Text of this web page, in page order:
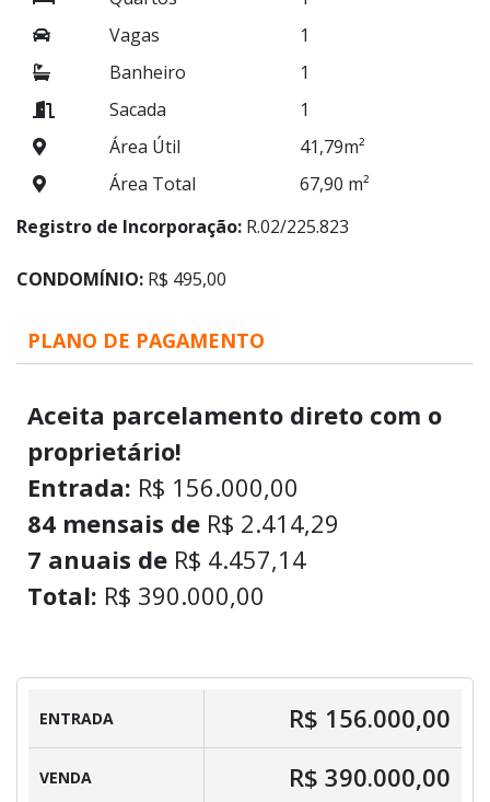
Vagas
1
Banheiro
1
Sacada
1
Área Útil
41,79m²
Área Total
67,90 m²
Registro de Incorporação: R.02/225.823
CONDOMÍNIO: R$ 495,00
PLANO DE PAGAMENTO
Aceita parcelamento direto com o
proprietário!
Entrada: R$ 156.000,00
84 mensais de R$ 2.414,29
7 anuais de R$ 4.457,14
Total: R$ 390.000,00
ENTRADA R$ 156.000,00
VENDA R$ 390.000,00